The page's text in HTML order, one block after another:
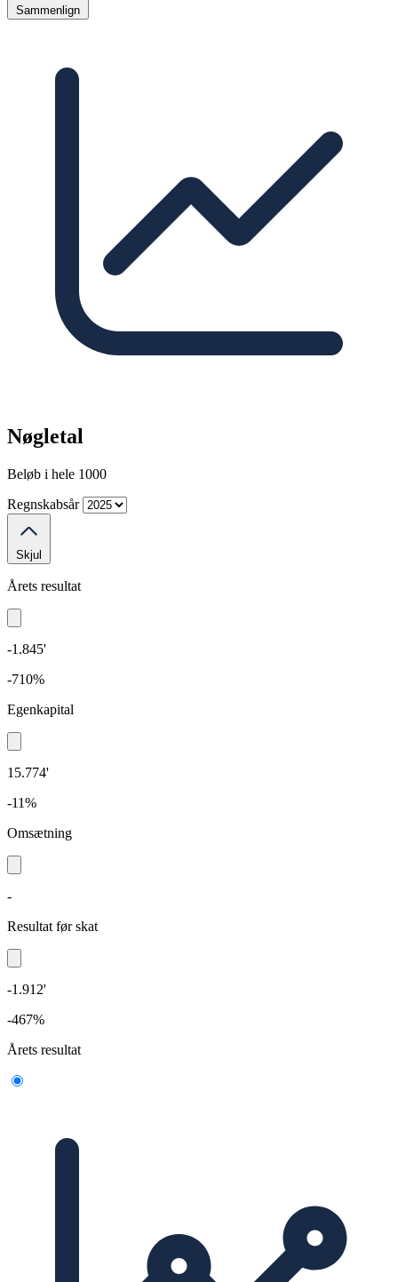
Sammenlign
Nøgletal
Beløb i hele 1000
Regnskabsår
Skjul
Årets resultat
-1.845'
-710%
Egenkapital
15.774'
-11%
Omsætning
-
Resultat før skat
-1.912'
-467%
Årets resultat